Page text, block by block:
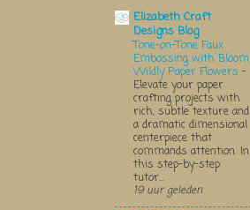
Elizabeth Craft
Designs Blog
Tone-on-Tone Faux
Embossing with Bloom
Wildly Paper Flowers -
Elevate your paper
crafting projects with
rich, subtle texture and
a dramatic dimensional
centerpiece that
commands attention. In
this step-by-step
tutor...
19 uur geleden